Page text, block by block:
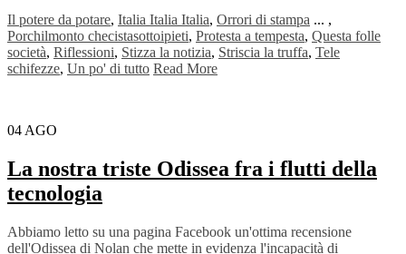
Il potere da potare, Italia Italia Italia, Orrori di stampa ... ,
Porchilmonto checistasottoipieti, Protesta a tempesta, Questa folle
società, Riflessioni, Stizza la notizia, Striscia la truffa, Tele
schifezze, Un po' di tutto Read More
04 AGO
La nostra triste Odissea fra i flutti della
tecnologia
Abbiamo letto su una pagina Facebook un'ottima recensione
dell'Odissea di Nolan che mette in evidenza l'incapacità di